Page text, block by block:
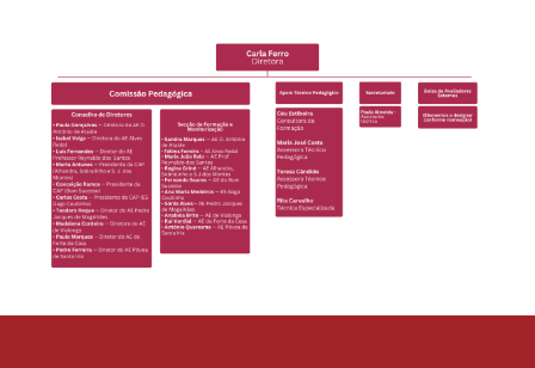
Início
Quem Somos
Sobre nós
Equipa
Organograma
Formação
Modalidades
Plano de Formação
Avaliação Docente
Projetos